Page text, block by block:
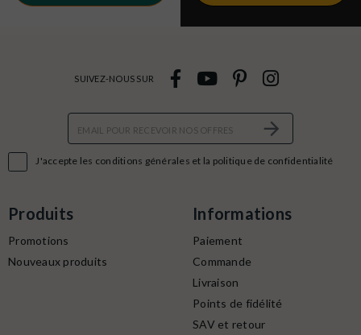
J'accepte les conditions générales et la politique de confidentialité
SUIVEZ-NOUS SUR
Produits
Promotions
Nouveaux produits
Informations
Paiement
Commande
Livraison
Points de fidélité
SAV et retour